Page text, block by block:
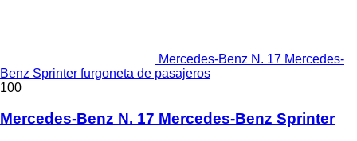
Mercedes-Benz N. 17 Mercedes-
Benz Sprinter furgoneta de pasajeros
100
Mercedes-Benz N. 17 Mercedes-Benz Sprinter